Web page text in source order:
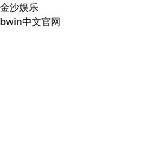
金沙娱乐
bwin中文官网